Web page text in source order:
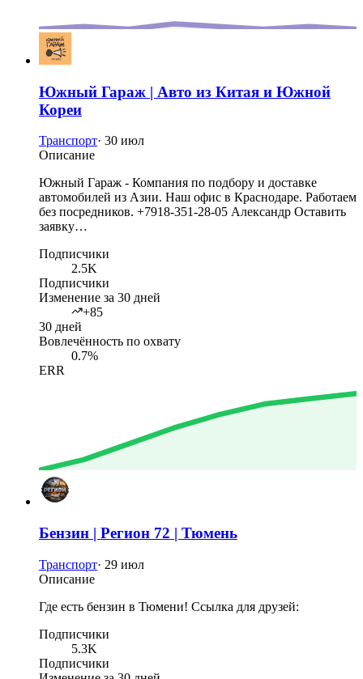
Южный Гараж | Авто из Китая и Южной
Кореи
Транспорт· 30 июл
Описание
Южный Гараж - Компания по подбору и доставке
автомобилей из Азии. Наш офис в Краснодаре. Работаем
без посредников. +7918-351-28-05 Александр Оставить
заявку…
Подписчики
2.5K
Подписчики
Изменение за 30 дней
+85
30 дней
Вовлечённость по охвату
0.7%
ERR
Бензин | Регион 72 | Тюмень
Транспорт· 29 июл
Описание
Где есть бензин в Тюмени! Ссылка для друзей:
Подписчики
5.3K
Подписчики